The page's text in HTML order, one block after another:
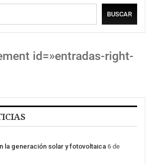
BUSCAR
id=»entradas-right-
la generación solar y fotovoltaica 6 de